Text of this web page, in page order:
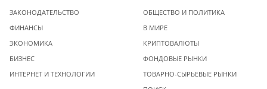
ЗАКОНОДАТЕЛЬСТВО
ФИНАНСЫ
ЭКОНОМИКА
БИЗНЕС
ИНТЕРНЕТ И ТЕХНОЛОГИИ
ОБЩЕСТВО И ПОЛИТИКА
В МИРЕ
КРИПТОВАЛЮТЫ
ФОНДОВЫЕ РЫНКИ
ТОВАРНО-СЫРЬЕВЫЕ РЫНКИ